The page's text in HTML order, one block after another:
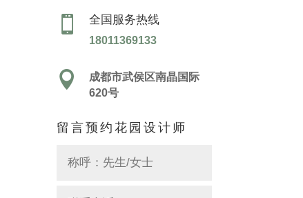
 全国服务热线
18011369133

成都市武侯区南晶国际
620号
留言预约花园设计师